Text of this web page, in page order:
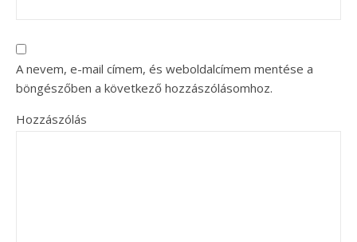
A nevem, e-mail címem, és weboldalcímem mentése a
böngészőben a következő hozzászólásomhoz.
Hozzászólás